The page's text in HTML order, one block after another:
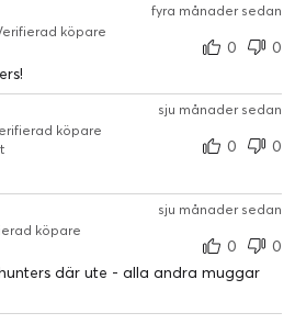
fyra månader sedan
köpare
0
0
sju månader sedan
köpare
0
0
sju månader sedan
köpare
0
0
där ute - alla andra muggar